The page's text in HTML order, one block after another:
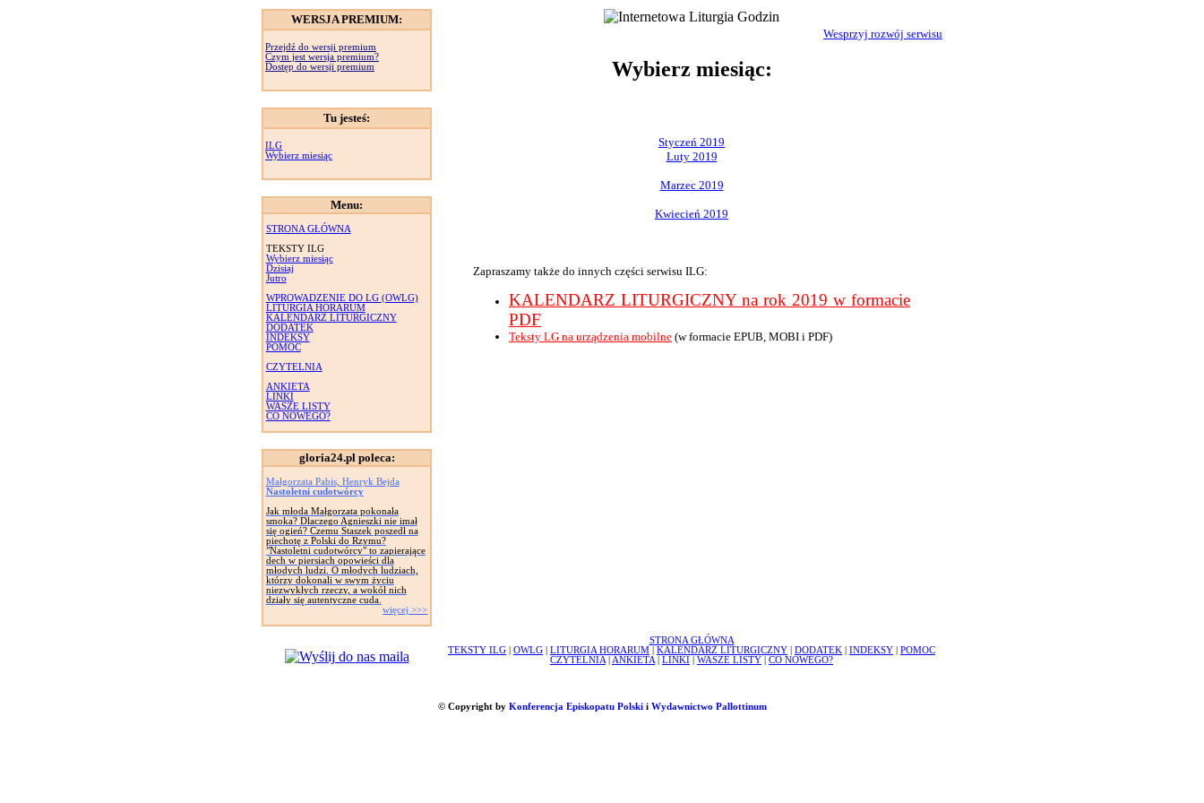
WERSJA PREMIUM:
Przejdź do wersji premium
Czym jest wersja premium?
Dostęp do wersji premium
Tu jesteś:
ILG
Wybierz miesiąc
Menu:
STRONA GŁÓWNA
TEKSTY ILG
Wybierz miesiąc
Dzisiaj
Jutro
WPROWADZENIE DO LG (OWLG)
LITURGIA HORARUM
KALENDARZ LITURGICZNY
DODATEK
INDEKSY
POMOC
CZYTELNIA
ANKIETA
LINKI
WASZE LISTY
CO NOWEGO?
gloria24.pl poleca:
Małgorzata Pabis, Henryk Bejda
Nastoletni cudotwórcy
Jak młoda Małgorzata pokonała
smoka? Dlaczego Agnieszki nie imał
się ogień? Czemu Staszek poszedł na
piechotę z Polski do Rzymu?
"Nastoletni cudotwórcy" to zapierające
dech w piersiach opowieści dla
młodych ludzi. O młodych ludziach,
którzy dokonali w swym życiu
niezwykłych rzeczy, a wokół nich
działy się autentyczne cuda.
więcej >>>
Wesprzyj rozwój serwisu
Wybierz miesiąc:
Styczeń 2019
Luty 2019
Marzec 2019
Kwiecień 2019
Zapraszamy także do innych części serwisu ILG:
KALENDARZ LITURGICZNY na rok 2019 w formacie
PDF
Teksty LG na urządzenia mobilne (w formacie EPUB, MOBI i PDF)
STRONA GŁÓWNA
TEKSTY ILG
OWLG LITURGIA HORARUM KALENDARZ LITURGICZNY DODATEK INDEKSY
POMOC
CZYTELNIA
ANKIETA LINKI WASZE LISTY CO NOWEGO?
© Copyright by Konferencja Episkopatu Polskii Wydawnictwo Pallottinum